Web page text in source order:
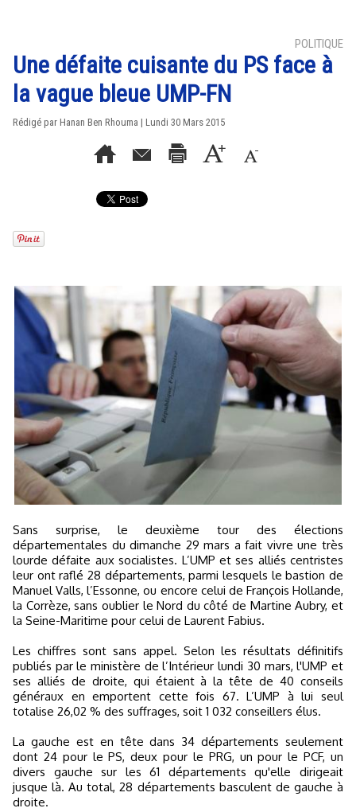
POLITIQUE
Une défaite cuisante du PS face à
la vague bleue UMP-FN
Rédigé par Hanan Ben Rhouma | Lundi 30 Mars 2015
Sans surprise, le deuxième tour des élections
départementales du dimanche 29 mars a fait vivre une très
lourde défaite aux socialistes. L’UMP et ses alliés centristes
leur ont raflé 28 départements, parmi lesquels le bastion de
Manuel Valls, l’Essonne, ou encore celui de François Hollande,
la Corrèze, sans oublier le Nord du côté de Martine Aubry, et
la Seine-Maritime pour celui de Laurent Fabius.
Les chiffres sont sans appel. Selon les résultats définitifs
publiés par le ministère de l’Intérieur lundi 30 mars, l'UMP et
ses alliés de droite, qui étaient à la tête de 40 conseils
généraux en emportent cette fois 67. L’UMP à lui seul
totalise 26,02 % des suffrages, soit 1 032 conseillers élus.
La gauche est en tête dans 34 départements seulement
dont 24 pour le PS, deux pour le PRG, un pour le PCF, un
divers gauche sur les 61 départements qu'elle dirigeait
jusque là. Au total, 28 départements basculent de gauche à
droite.